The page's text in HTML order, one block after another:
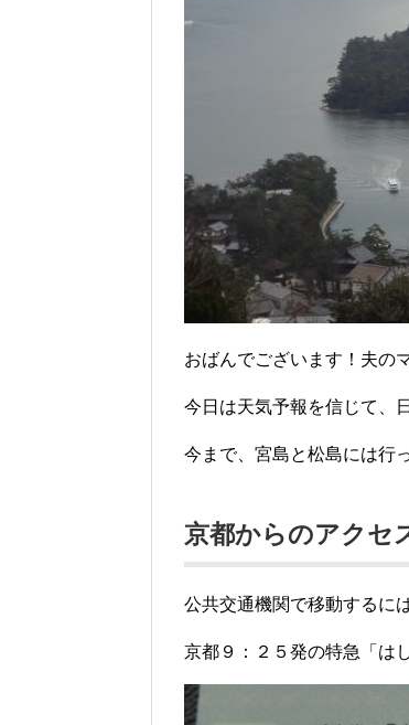
おばんでございます！夫の
今日は天気予報を信じて、
今まで、宮島と松島には行
京都からのアクセ
公共交通機関で移動するに
京都９：２５発の特急「は